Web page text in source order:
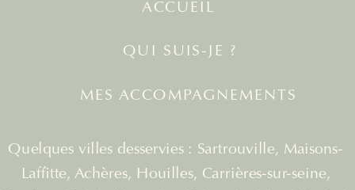
MES ACCOMPAGNEMENTS
QUI SUIS-JE ?
ACCUEIL
Quelques villes desservies : Sartrouville, Maisons-
Laffitte, Achères, Houilles, Carrières-sur-seine,